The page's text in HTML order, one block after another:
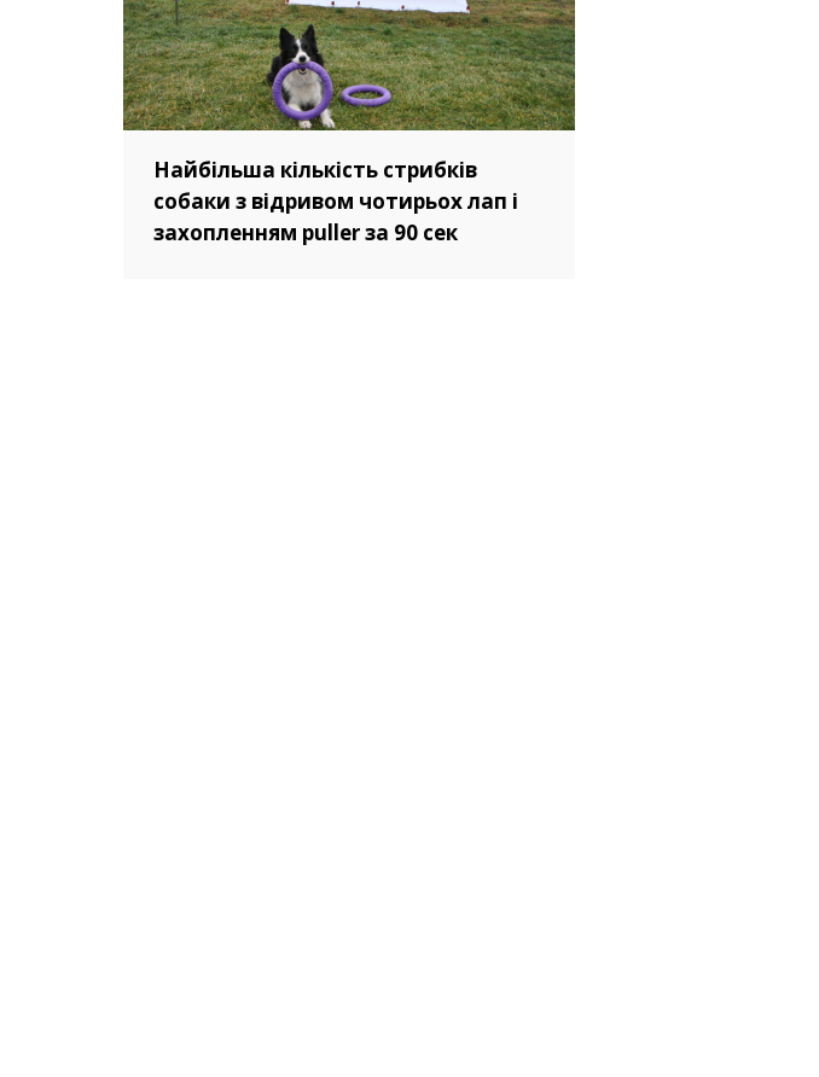
Найбільша кількість стрибків
собаки з відривом чотирьох лап і
захопленням puller за 90 сек